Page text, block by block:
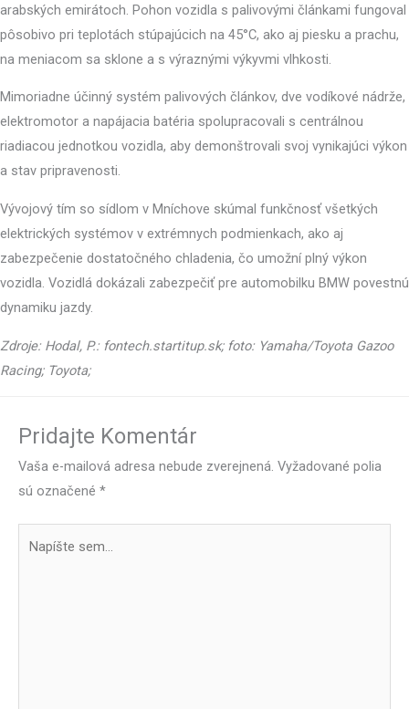
arabských emirátoch. Pohon vozidla s palivovými článkami fungoval
pôsobivo pri teplotách stúpajúcich na 45°C, ako aj piesku a prachu,
na meniacom sa sklone a s výraznými výkyvmi vlhkosti.
Mimoriadne účinný systém palivových článkov, dve vodíkové nádrže,
elektromotor a napájacia batéria spolupracovali s centrálnou
riadiacou jednotkou vozidla, aby demonštrovali svoj vynikajúci výkon
a stav pripravenosti.
Vývojový tím so sídlom v Mníchove skúmal funkčnosť všetkých
elektrických systémov v extrémnych podmienkach, ako aj
zabezpečenie dostatočného chladenia, čo umožní plný výkon
vozidla. Vozidlá dokázali zabezpečiť pre automobilku BMW povestnú
dynamiku jazdy.
Zdroje: Hodal, P.: fontech.startitup.sk; foto: Yamaha/Toyota Gazoo
Racing; Toyota;
Pridajte Komentár
Vaša e-mailová adresa nebude zverejnená. Vyžadované polia
sú označené *
sem...